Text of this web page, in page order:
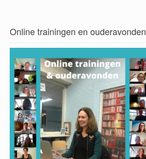
Online trainingen en ouderavonden